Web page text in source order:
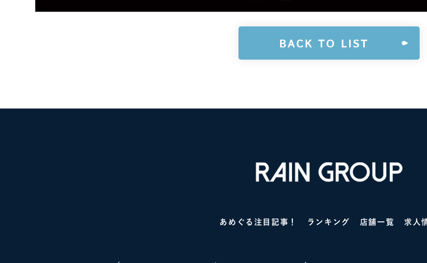
BACK TO LIST
あめぐる注目記事！ ランキング 店舗一覧 求人